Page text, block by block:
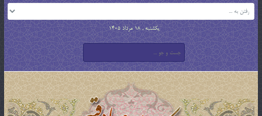
یکشنبه , 18 مرداد 1405